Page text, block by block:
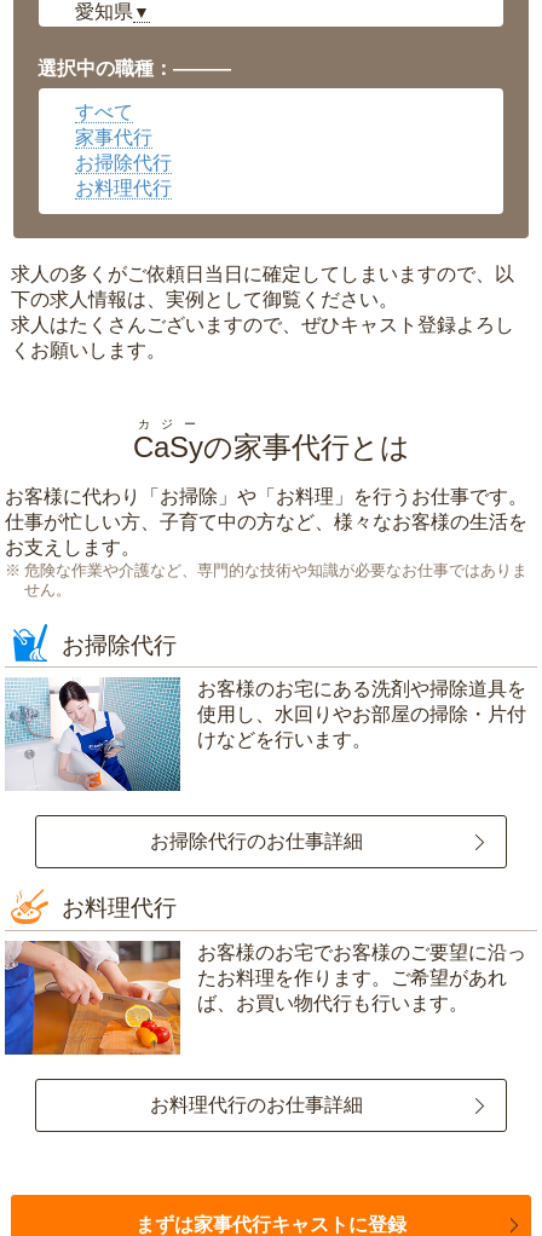
愛知県 ▼
岡山県▼
広島県▼
沖縄県
選択中の職種：———
すべて
家事代行
お掃除代行
お料理代行
求人の多くがご依頼日当日に確定してしまいますので、以
下の求人情報は、実例として御覧ください。
求人はたくさんございますので、ぜひキャスト登録よろし
くお願いします。
CaSy
カジー
の家事代行とは
お客様に代わり「 お掃除 」や「 お料理 」を行うお仕事です。
仕事が忙しい方、子育て中の方など、様々なお客様の生活を
お支えします。
危険な作業や介護など、専門的な技術や知識が必要なお仕事ではありま
せん。
お掃除代行
お客様のお宅にある洗剤や掃除道具を
使用し、水回りやお部屋の掃除・片付
けなどを行います。
お掃除代行のお仕事詳細
お料理代行
お客様のお宅でお客様のご要望に沿っ
たお料理を作ります。ご希望があれ
ば、お買い物代行も行います。
お料理代行のお仕事詳細
まずは家事代行キャストに登録